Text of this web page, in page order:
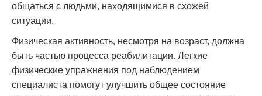
общаться с людьми, находящимися в схожей
ситуации.
Физическая активность, несмотря на возраст, должна
быть частью процесса реабилитации. Легкие
физические упражнения под наблюдением
специалиста помогут улучшить общее состояние